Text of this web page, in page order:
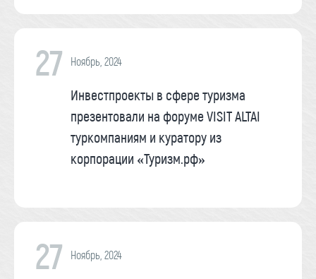
27 Ноябрь, 2024
Инвестпроекты в сфере туризма
презентовали на форуме VISIT ALTAI
туркомпаниям и куратору из
корпорации «Туризм.рф»
27 Ноябрь, 2024